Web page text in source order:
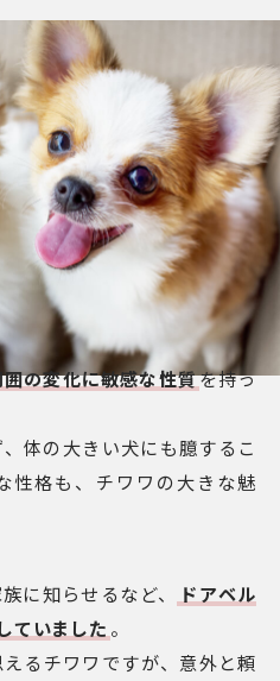
囲の変化に敏感な性質を持っ
体の大きい犬にも臆するこ
性格も、チワワの大きな魅
に知らせるなど、
ドアベル
ていました 。
るチワワですが、意外と頼